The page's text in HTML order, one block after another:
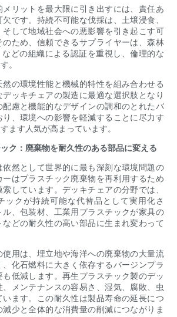
メリットを最大限に引き出すには、責任あ
です。持続不可能な伐採は、土壌浸食、
して地域社会への悪影響を引き起こす可
ため、信頼できるサプライヤーは、森林
どの組織による認証を重視し、倫理的な
。
の環境性能と機械的特性を組み合わせる
ッキチェアの製造に最適な選択肢となり
配慮と機能的なデザインの調和のとれたバ
、環境への影響を軽減することに尽力す
ます人気が高まっています。
ク：廃棄物を耐久性のある部品に変える
然として世界的に最も深刻な環境問題の
はプラスチック廃棄物を再利用するため
しています。デッキチェアの分野では、
ックが持続可能な代替品として実用化さ
、包装材、工業用プラスチックが家具の
どの耐久性の高い部品に生まれ変わって
用は、埋立地や海洋への廃棄物の大量流
、化石燃料に大きく依存するバージンプラ
低減します。再生プラスチック製のデッ
メンテナンスの容易さ、湿気、腐敗、虫
ます。この耐久性は製品寿命の延長につ
少と全体的な消費量の削減につながりま